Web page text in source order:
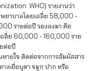
WHO) รายงานว่า
พยาบาลโดยเฉลี่ย 58,000 -
รายต่อปี รองลงมา คือ
ฉลี่ย 60,000 - 160,000 ราย
ต่อปี
ายใจ ติดต่อจากการสัมผัสสาร
างเยื่อบุตา จมูก ปาก หรือ